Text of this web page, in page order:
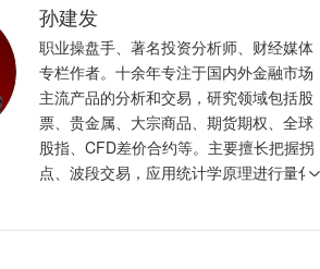
孙建发
职业操盘手、著名投资分析师、财经媒体
专栏作者。十余年专注于国内外金融市场
主流产品的分析和交易，研究领域包括股
票、贵金属、大宗商品、期货期权、全球
股指、CFD差价合约等。主要擅长把握拐
点、波段交易，应用统计学原理进行量化